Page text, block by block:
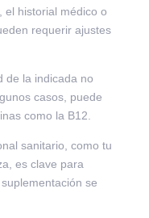
el historial médico o
requerir ajustes
de la indicada no
casos, puede
como la B12.
sanitario, como tu
es clave para
se